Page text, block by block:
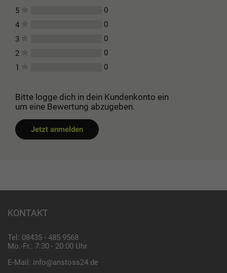
5
0
4
0
3
0
2
0
1
0
Bitte logge dich in dein Kundenkonto ein
um eine Bewertung abzugeben.
Jetzt anmelden
KONTAKT
Tel: 08435 - 485 9568
Mo.-Fr.: 7:30 - 20:00 Uhr
E-Mail: info@anstoss24.de